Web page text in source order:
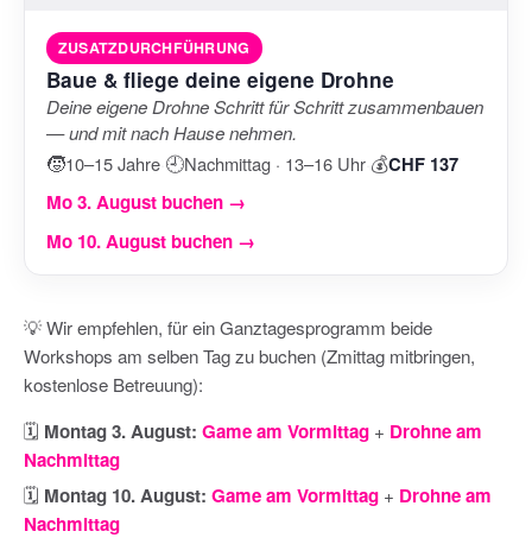
ZUSATZDURCHFÜHRUNG
Baue & fliege deine eigene Drohne
Deine eigene Drohne Schritt für Schritt zusammenbauen
— und mit nach Hause nehmen.
🧒10–15 Jahre 🕘Nachmittag · 13–16 Uhr 💰CHF 137
Mo 3. August buchen →
Mo 10. August buchen →
💡 Wir empfehlen, für ein Ganztagesprogramm beide
Workshops am selben Tag zu buchen (Zmittag mitbringen,
kostenlose Betreuung):
🗓️ Montag 3. August: Game am Vormittag + Drohne am
Nachmittag
🗓️ Montag 10. August: Game am Vormittag + Drohne am
Nachmittag